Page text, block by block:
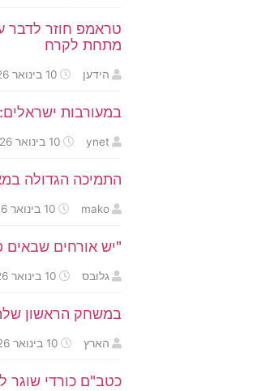
טראמפ חוזר לדבר
מתחת לקרח
הידען 10 בינואר 2026
במעורבות ישראלים: פצוע אנוש ו-5 נפגעים
ynet 10 בינואר 2026
התמיכה הגדולה
mako 10 בינואר 2026
"יש אורחים שבאים
גלובס 10 בינואר 2026
במשחק הראשון
הארץ 10 בינואר 2026
כטב"ם כורדי שוגר